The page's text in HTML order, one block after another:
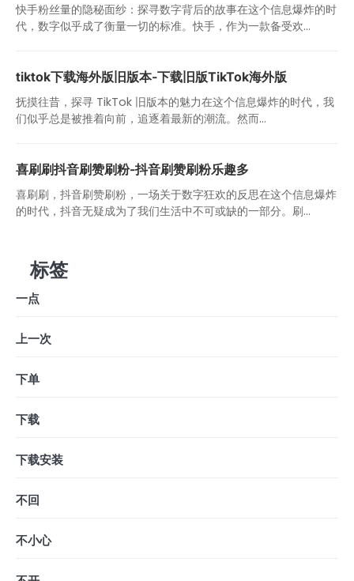
快手粉丝量的隐秘面纱：探寻数字背后的故事在这个信息爆炸的时
代，数字似乎成了衡量一切的标准。快手，作为一款备受欢...
tiktok下载海外版旧版本-下载旧版TikTok海外版
抚摸往昔，探寻 TikTok 旧版本的魅力在这个信息爆炸的时代，我
们似乎总是被推着向前，追逐着最新的潮流。然而...
喜刷刷抖音刷赞刷粉-抖音刷赞刷粉乐趣多
喜刷刷，抖音刷赞刷粉，一场关于数字狂欢的反思在这个信息爆炸
的时代，抖音无疑成为了我们生活中不可或缺的一部分。刷...
标签
一点
上一次
下单
下载
下载安装
不回
不小心